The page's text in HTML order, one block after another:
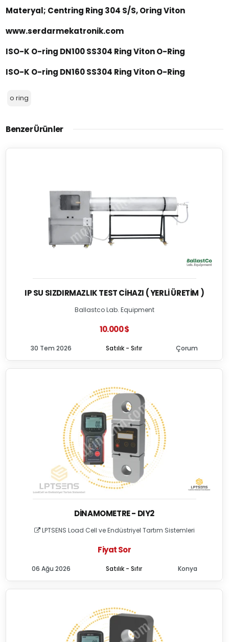
Materyal; Centring Ring 304 S/S, Oring Viton
www.serdarmekatronik.com
ISO-K O-ring DN100 SS304 Ring Viton O-Ring
ISO-K O-ring DN160 SS304 Ring Viton O-Ring
o ring
Benzer Ürünler
IP SU SIZDIRMAZLIK TEST CIHAZI ( YERLI ÜRETIM )
Ballastco Lab. Equipment
10.000 $
Satılık - Sıfır
30 Tem 2026 Çorum
DINAMOMETRE - DIY2
LPTSENS Load Cell ve Endüstriyel Tartım Sistemleri
Fiyat Sor
Satılık - Sıfır
06 Ağu 2026 Konya